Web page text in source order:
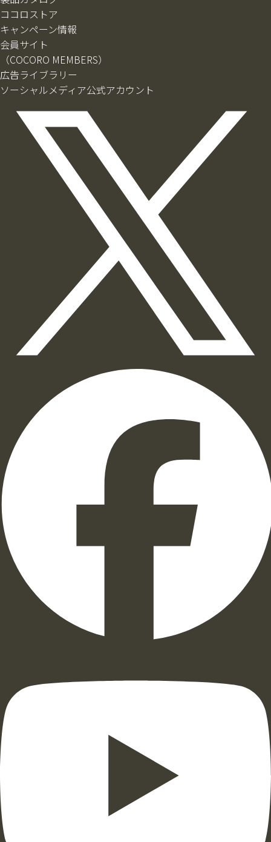
ココロストア
キャンペーン情報
会員サイト
（COCORO MEMBERS）
広告ライブラリー
ソーシャルメディア公式アカウント